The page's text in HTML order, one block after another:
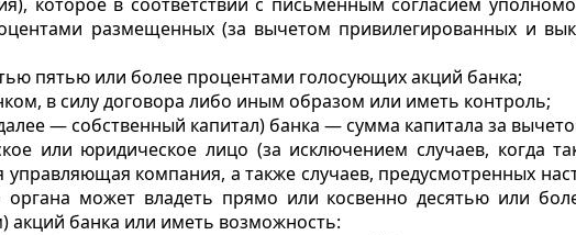
размещенных (за вычетом привилегированных и
пятью или более процентами голосующих акций банка;
в силу договора либо иным образом или иметь контроль;
— собственный капитал) банка — сумма капитала за
или юридическое лицо (за исключением случаев, когда
компания, а также случаев, предусмотренных
может владеть прямо или косвенно десятью или
акций банка или иметь возможность: